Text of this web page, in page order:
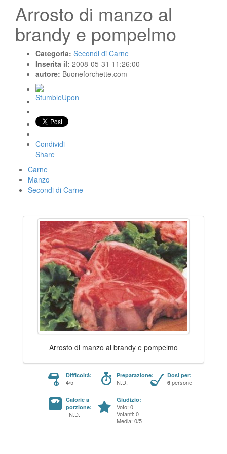
Arrosto di manzo al
brandy e pompelmo
Categoria: Secondi di Carne
Inserita il: 2008-05-31 11:26:00
autore: Buoneforchette.com
Condividi
Share
Carne
Manzo
Secondi di Carne
Arrosto di manzo al brandy e pompelmo
Difficoltá:
4/5
Preparazione:
N.D.
Dosi per:
6 persone
Calorie a
porzione:
N.D.
Giudizio:
Voto: 0
Votanti: 0
Media: 0/5